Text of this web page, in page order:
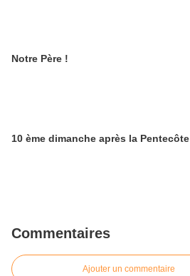
Notre Père !
10 ème dimanche après la Pentecôte
Commentaires
Ajouter un commentaire